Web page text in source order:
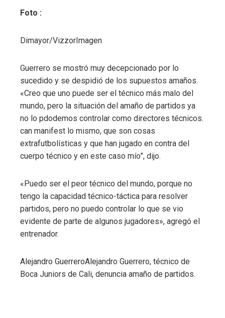
Foto :
Dimayor/VizzorImagen
Guerrero se mostró muy decepcionado por lo
sucedido y se despidió de los supuestos amaños.
«Creo que uno puede ser el técnico más malo del
mundo, pero la situación del amaño de partidos ya
no lo pdodemos controlar como directores técnicos.
can manifest lo mismo, que son cosas
extrafutbolísticas y que han jugado en contra del
cuerpo técnico y en este caso mío”, dijo.
«Puedo ser el peor técnico del mundo, porque no
tengo la capacidad técnico-táctica para resolver
partidos, pero no puedo controlar lo que se vio
evidente de parte de algunos jugadores», agregó el
entrenador.
Alejandro GuerreroAlejandro Guerrero, técnico de
Boca Juniors de Cali, denuncia amaño de partidos.